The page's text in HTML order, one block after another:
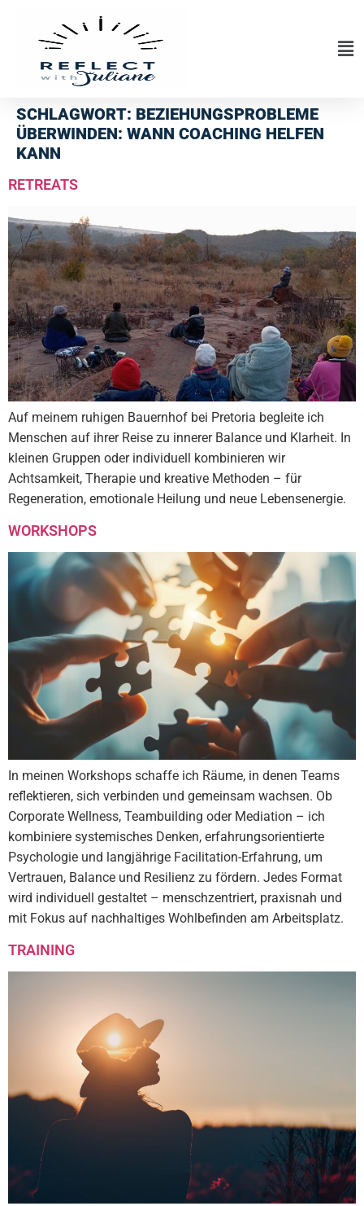
SCHLAGWORT: BEZIEHUNGSPROBLEME
ÜBERWINDEN: WANN COACHING HELFEN
KANN
RETREATS
Auf meinem ruhigen Bauernhof bei Pretoria begleite ich
Menschen auf ihrer Reise zu innerer Balance und Klarheit. In
kleinen Gruppen oder individuell kombinieren wir
Achtsamkeit, Therapie und kreative Methoden – für
Regeneration, emotionale Heilung und neue Lebensenergie.
WORKSHOPS
In meinen Workshops schaffe ich Räume, in denen Teams
reflektieren, sich verbinden und gemeinsam wachsen. Ob
Corporate Wellness, Teambuilding oder Mediation – ich
kombiniere systemisches Denken, erfahrungsorientierte
Psychologie und langjährige Facilitation-Erfahrung, um
Vertrauen, Balance und Resilienz zu fördern. Jedes Format
wird individuell gestaltet – menschzentriert, praxisnah und
mit Fokus auf nachhaltiges Wohlbefinden am Arbeitsplatz.
TRAINING